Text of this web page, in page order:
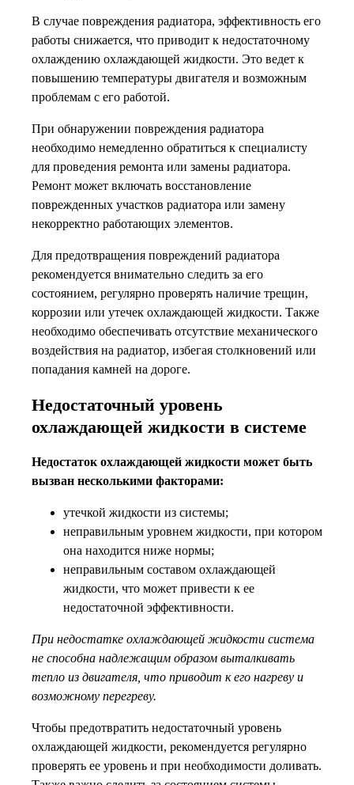
В случае повреждения радиатора, эффективность его
работы снижается, что приводит к недостаточному
охлаждению охлаждающей жидкости. Это ведет к
повышению температуры двигателя и возможным
проблемам с его работой.
При обнаружении повреждения радиатора
необходимо немедленно обратиться к специалисту
для проведения ремонта или замены радиатора.
Ремонт может включать восстановление
поврежденных участков радиатора или замену
некорректно работающих элементов.
Для предотвращения повреждений радиатора
рекомендуется внимательно следить за его
состоянием, регулярно проверять наличие трещин,
коррозии или утечек охлаждающей жидкости. Также
необходимо обеспечивать отсутствие механического
воздействия на радиатор, избегая столкновений или
попадания камней на дороге.
Недостаточный уровень
охлаждающей жидкости в системе
Недостаток охлаждающей жидкости может быть
вызван несколькими факторами:
утечкой жидкости из системы;
неправильным уровнем жидкости, при котором
она находится ниже нормы;
неправильным составом охлаждающей
жидкости, что может привести к ее
недостаточной эффективности.
При недостатке охлаждающей жидкости система
не способна надлежащим образом выталкивать
тепло из двигателя, что приводит к его нагреву и
возможному перегреву.
Чтобы предотвратить недостаточный уровень
охлаждающей жидкости, рекомендуется регулярно
проверять ее уровень и при необходимости доливать.